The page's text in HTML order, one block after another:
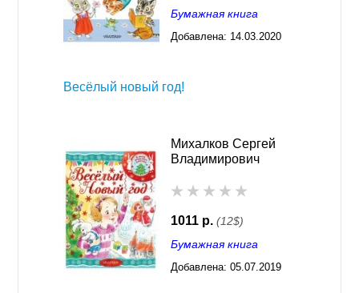
Бумажная книга
Добавлена: 14.03.2020
Весёлый новый год!
Михалков Сергей
Владимирович
1011 р. (12$)
Бумажная книга
Добавлена: 05.07.2019